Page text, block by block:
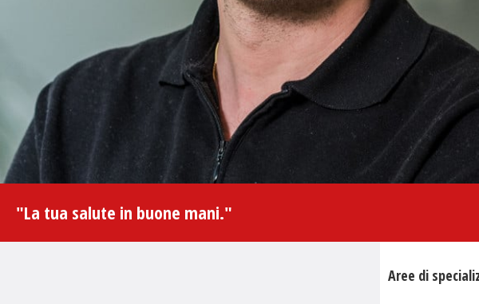
"La tua salute in buone mani."
Aree di